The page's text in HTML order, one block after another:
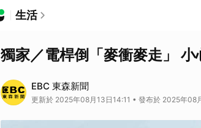
生活
獨家／電桿倒「麥衝麥走」
EBC 東森新聞
更新於 2025年08月13日14:11 • 發布於 2025年08